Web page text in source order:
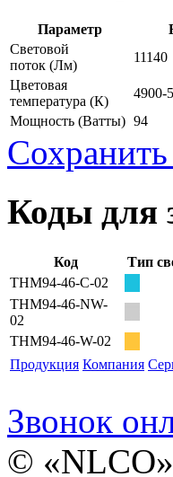
Параметр
Световой
поток (Лм)
11140
Цветовая
температура (К)
4900-
Мощность (Ватты) 94
Коды для
Код Тип
THM94-46-С-02
THM94-46-NW-
02
THM94-46-W-02
Продукция Компания
Звонок
©